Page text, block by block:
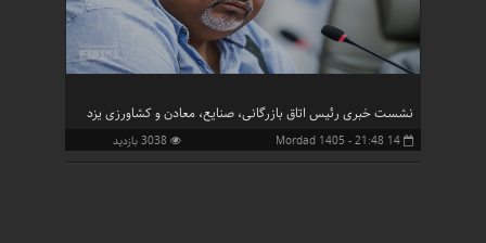
نشست خبری رئیس اتاق بازرگانی، صنایع، معادن و کشاورزی یزد
14 Mordad 1405 - 21:48 3038 بازدید